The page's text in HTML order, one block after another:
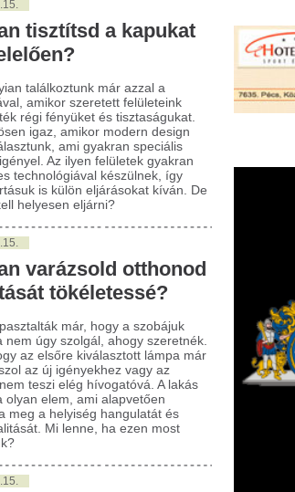
gyakran
így
kíván. De
otthonod
a szobájuk
ahogy szeretnék.
lámpa már
vagy az
A lakás
és
ezen most
el
képesség,
a mindennapi
úgy érezhetik,
alapokat, a
okoz
lehet ennek a